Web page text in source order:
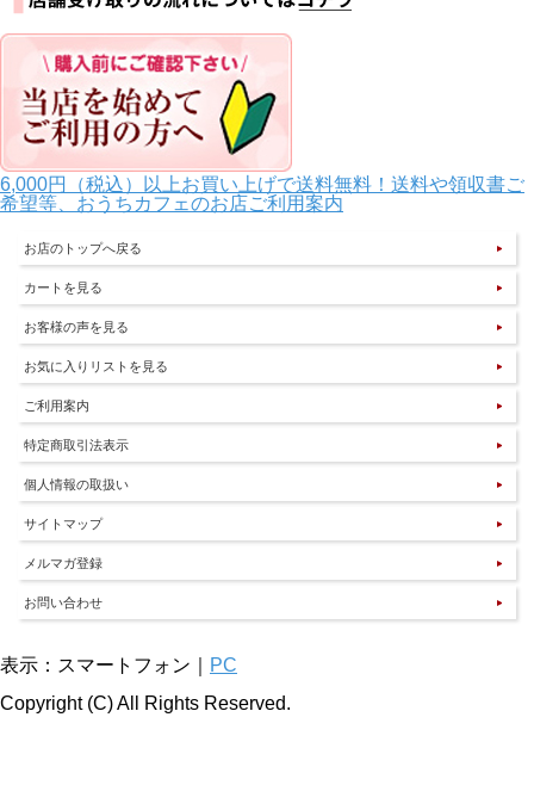
6,000円（税込）以上お買い上げで送料無料！送料や領収書ご
希望等、おうちカフェのお店ご利用案内
お店のトップへ戻る
カートを見る
お客様の声を見る
お気に入りリストを見る
ご利用案内
特定商取引法表示
個人情報の取扱い
サイトマップ
メルマガ登録
お問い合わせ
表示：スマートフォン｜
PC
Copyright (C) All Rights Reserved.